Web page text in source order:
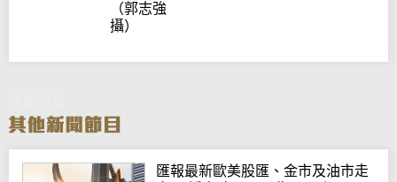
（郭志強
攝）
匯報最新歐美股匯、金市及油市走